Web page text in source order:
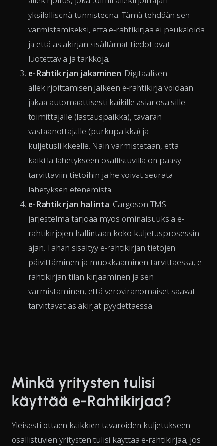
yksilöllisenä tunnisteena. Tämä tehdään sen
varmistamiseksi, että e-rahtikirjaa ei peukaloida
ja että asiakirjan sisältämät tiedot ovat
luotettavia ja tarkkoja.
e-Rahtikirjan jakaminen: Digitaalisen
allekirjoittamisen jälkeen e-rahtikirja voidaan
jakaa automaattisesti kaikille asianosaisille -
toimittajalle (lastauspaikka), tavaran
vastaanottajalle (purkupaikka) ja
kuljetusliikkeelle. Näin varmistetaan, että
kaikilla lähetykseen osallistuvilla on pääsy
tarvittaviin tietoihin ja he voivat seurata
lähetyksen etenemistä.
e-Rahtikirjan hallinta: Cargoson TMS -
järjestelmä tarjoaa myös ominaisuuksia e-
rahtikirjojen hallintaan koko kuljetusprosessin
ajan. Tähän sisältyy e-rahtikirjan tietojen
päivittäminen ja muokkaaminen tarvittaessa, e-
rahtikirjan tilan kirjaaminen ja sen
varmistaminen, että veroviranomaiset saavat
tarvittavat asiakirjat pyydettäessä.
Minkä yritysten tulisi
käyttää e-Rahtikirjaa?
Yleisesti ottaen kaikkien tavaroiden kuljetukseen
osallistuvien yritysten tulisi käyttää e-rahtikirjaa, jos